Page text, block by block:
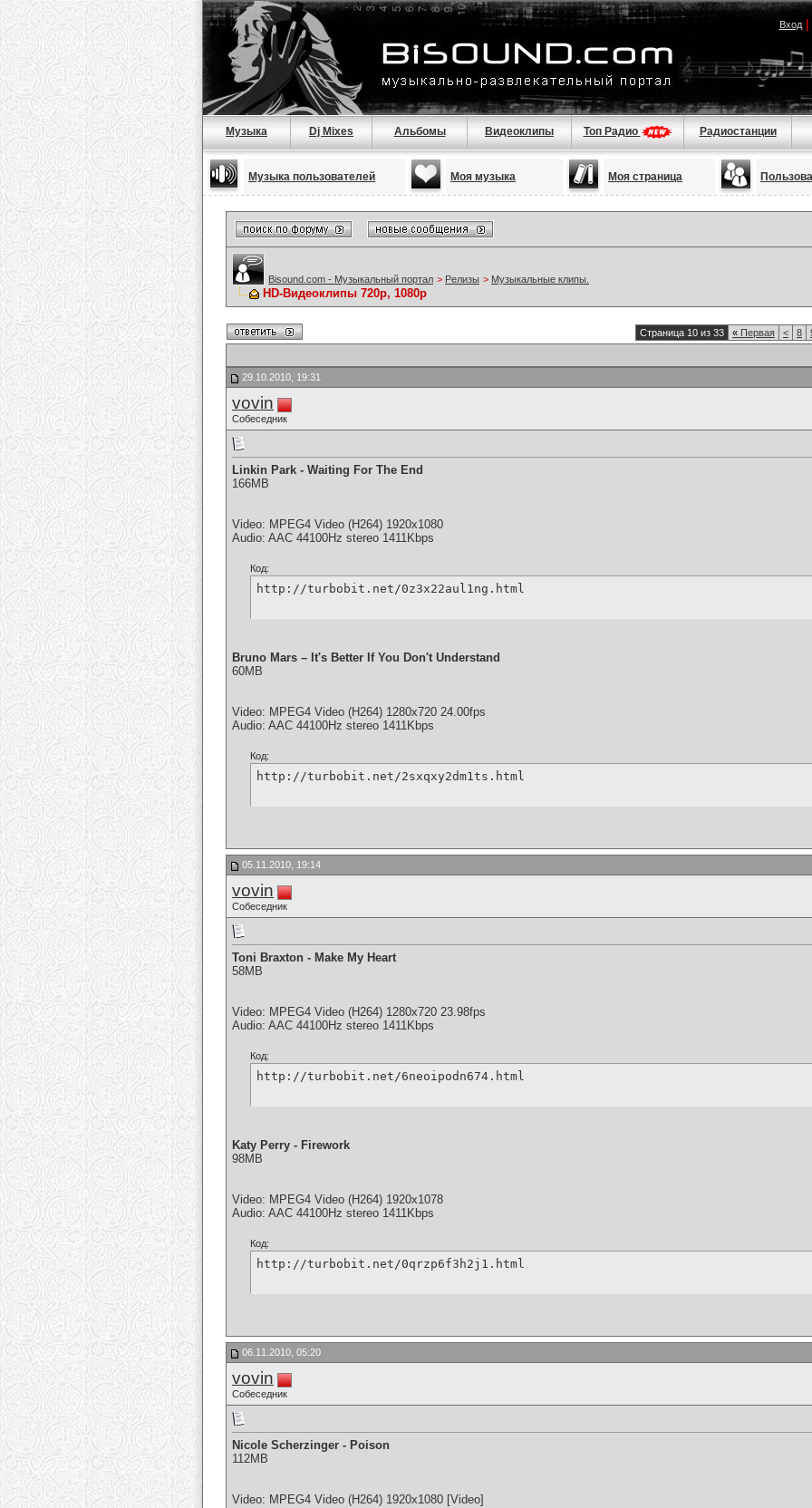
Вход|
Музыка Dj Mixes Альбомы Видеоклипы Топ Радио Радиостанции
Музыка пользователей Моя музыка Моя страница
Bisound.com - Музыкальный портал > Релизы > Музыкальные клипы.
HD-Видеоклипы 720p, 1080p
Страница 10 из 33 « Первая < 8
29.10.2010, 19:31
vovin
Собеседник
Linkin Park - Waiting For The End
166MB
Video: MPEG4 Video (H264) 1920x1080
Audio: AAC 44100Hz stereo 1411Kbps
Код:
http://turbobit.net/0z3x22aul1ng.html
Bruno Mars – It's Better If You Don't Understand
60MB
Video: MPEG4 Video (H264) 1280x720 24.00fps
Audio: AAC 44100Hz stereo 1411Kbps
Код:
http://turbobit.net/2sxqxy2dm1ts.html
05.11.2010, 19:14
vovin
Собеседник
Toni Braxton - Make My Heart
58MB
Video: MPEG4 Video (H264) 1280x720 23.98fps
Audio: AAC 44100Hz stereo 1411Kbps
Код:
http://turbobit.net/6neoipodn674.html
Katy Perry - Firework
98MB
Video: MPEG4 Video (H264) 1920x1078
Audio: AAC 44100Hz stereo 1411Kbps
Код:
http://turbobit.net/0qrzp6f3h2j1.html
06.11.2010, 05:20
vovin
Собеседник
Nicole Scherzinger - Poison
112MB
Video: MPEG4 Video (H264) 1920x1080 [Video]